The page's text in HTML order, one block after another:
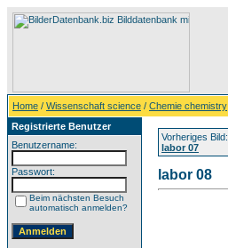
Home / Wissenschaft science / Chemie chemistry
Registrierte Benutzer
Benutzername:
Passwort:
Beim nächsten Besuch
automatisch anmelden?
Vorheriges Bild:
labor 07
labor 08